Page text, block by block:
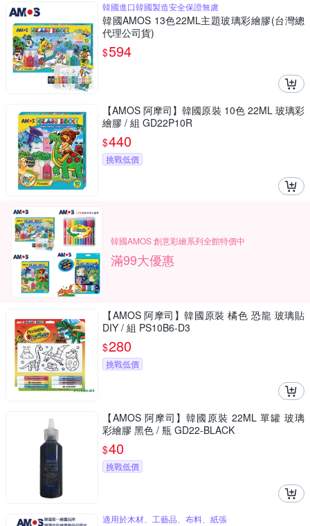
韓國進口韓國製造安全保證無慮
韓國AMOS 13色22ML主題玻璃彩繪膠(台灣總
代理公司貨)
$594
【AMOS 阿摩司】韓國原裝 10色 22ML 玻璃彩
繪膠 / 組 GD22P10R
$440
挑戰低價
韓國AMOS 創意彩繪系列全館特價中
滿99大優惠
【AMOS 阿摩司】韓國原裝 橘色 恐龍 玻璃貼
DIY / 組 PS10B6-D3
$280
挑戰低價
【AMOS 阿摩司】韓國原裝 22ML 單罐 玻璃
彩繪膠 黑色 / 瓶 GD22-BLACK
$40
挑戰低價
適用於木材、工藝品、布料、紙張